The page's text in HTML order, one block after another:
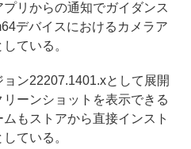
リからの通知でガイダンス
デバイスにおけるカメラア
ている。
ン22207.1401.xとして展開
ーンショットを表示できる
もストアから直接インスト
ている。